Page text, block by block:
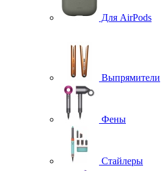
Для AirPods
Выпрямители
Фены
Стайлеры